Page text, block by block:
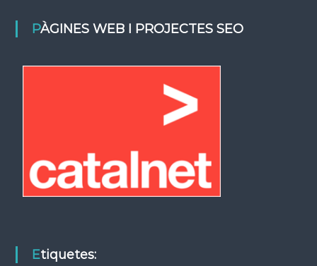
PÀGINES WEB I PROJECTES SEO
Etiquetes: